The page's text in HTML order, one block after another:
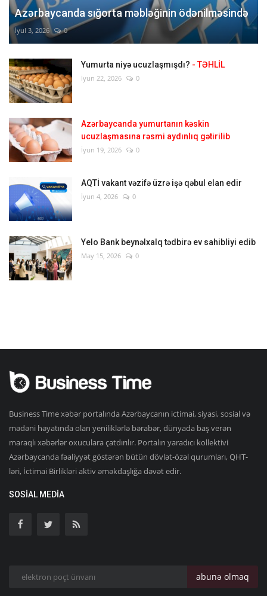
Azərbaycanda sığorta məbləğinin ödənilməsində
İyul 3, 2026 0
Yumurta niyə ucuzlaşmışdı? - TƏHLİL
İyun 22, 2026 0
Azərbaycanda yumurtanın kəskin
ucuzlaşmasına rəsmi aydınlıq gətirilib
İyun 19, 2026 0
AQTİ vakant vəzifə üzrə işə qəbul elan edir
İyun 4, 2026 0
Yelo Bank beynəlxalq tədbirə ev sahibliyi edib
May 15, 2026 0
Business Time xəbər portalında Azərbaycanın ictimai, siyasi, sosial və
mədəni həyatında olan yeniliklərlə bərabər, dünyada baş verən
maraqlı xəbərlər oxuculara çatdırılır. Portalın yaradıcı kollektivi
Azərbaycanda fəaliyyət göstərən bütün dövlət-özəl qurumları, QHT-
ləri, İctimai Birlikləri aktiv əməkdaşlığa dəvət edir.
SOSIAL MEDIA
abunə olmaq